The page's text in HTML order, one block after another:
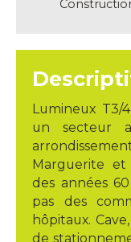
Lumineux
un secteur
Marguerite
des années
pas des
hôpitaux.
de